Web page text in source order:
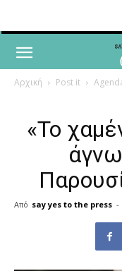
Αρχική Post it
«Το
Από say yes to the press -